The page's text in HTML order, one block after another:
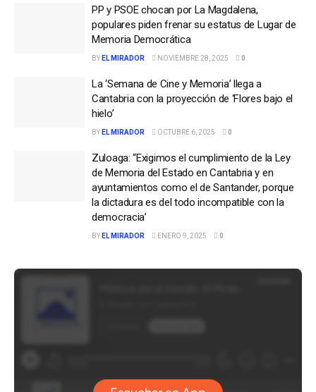
PP y PSOE chocan por La Magdalena,
populares piden frenar su estatus de Lugar de
Memoria Democrática
BY EL MIRADOR NOVIEMBRE 28, 2025 0
La ‘Semana de Cine y Memoria’ llega a
Cantabria con la proyección de ‘Flores bajo el
hielo’
BY EL MIRADOR OCTUBRE 6, 2025 0
Zuloaga: “Exigimos el cumplimiento de la Ley
de Memoria del Estado en Cantabria y en
ayuntamientos como el de Santander, porque
la dictadura es del todo incompatible con la
democracia’
BY EL MIRADOR ENERO 9, 2025 0